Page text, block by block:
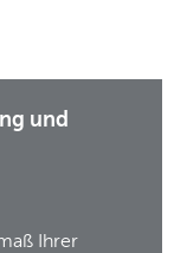
und
Ihrer